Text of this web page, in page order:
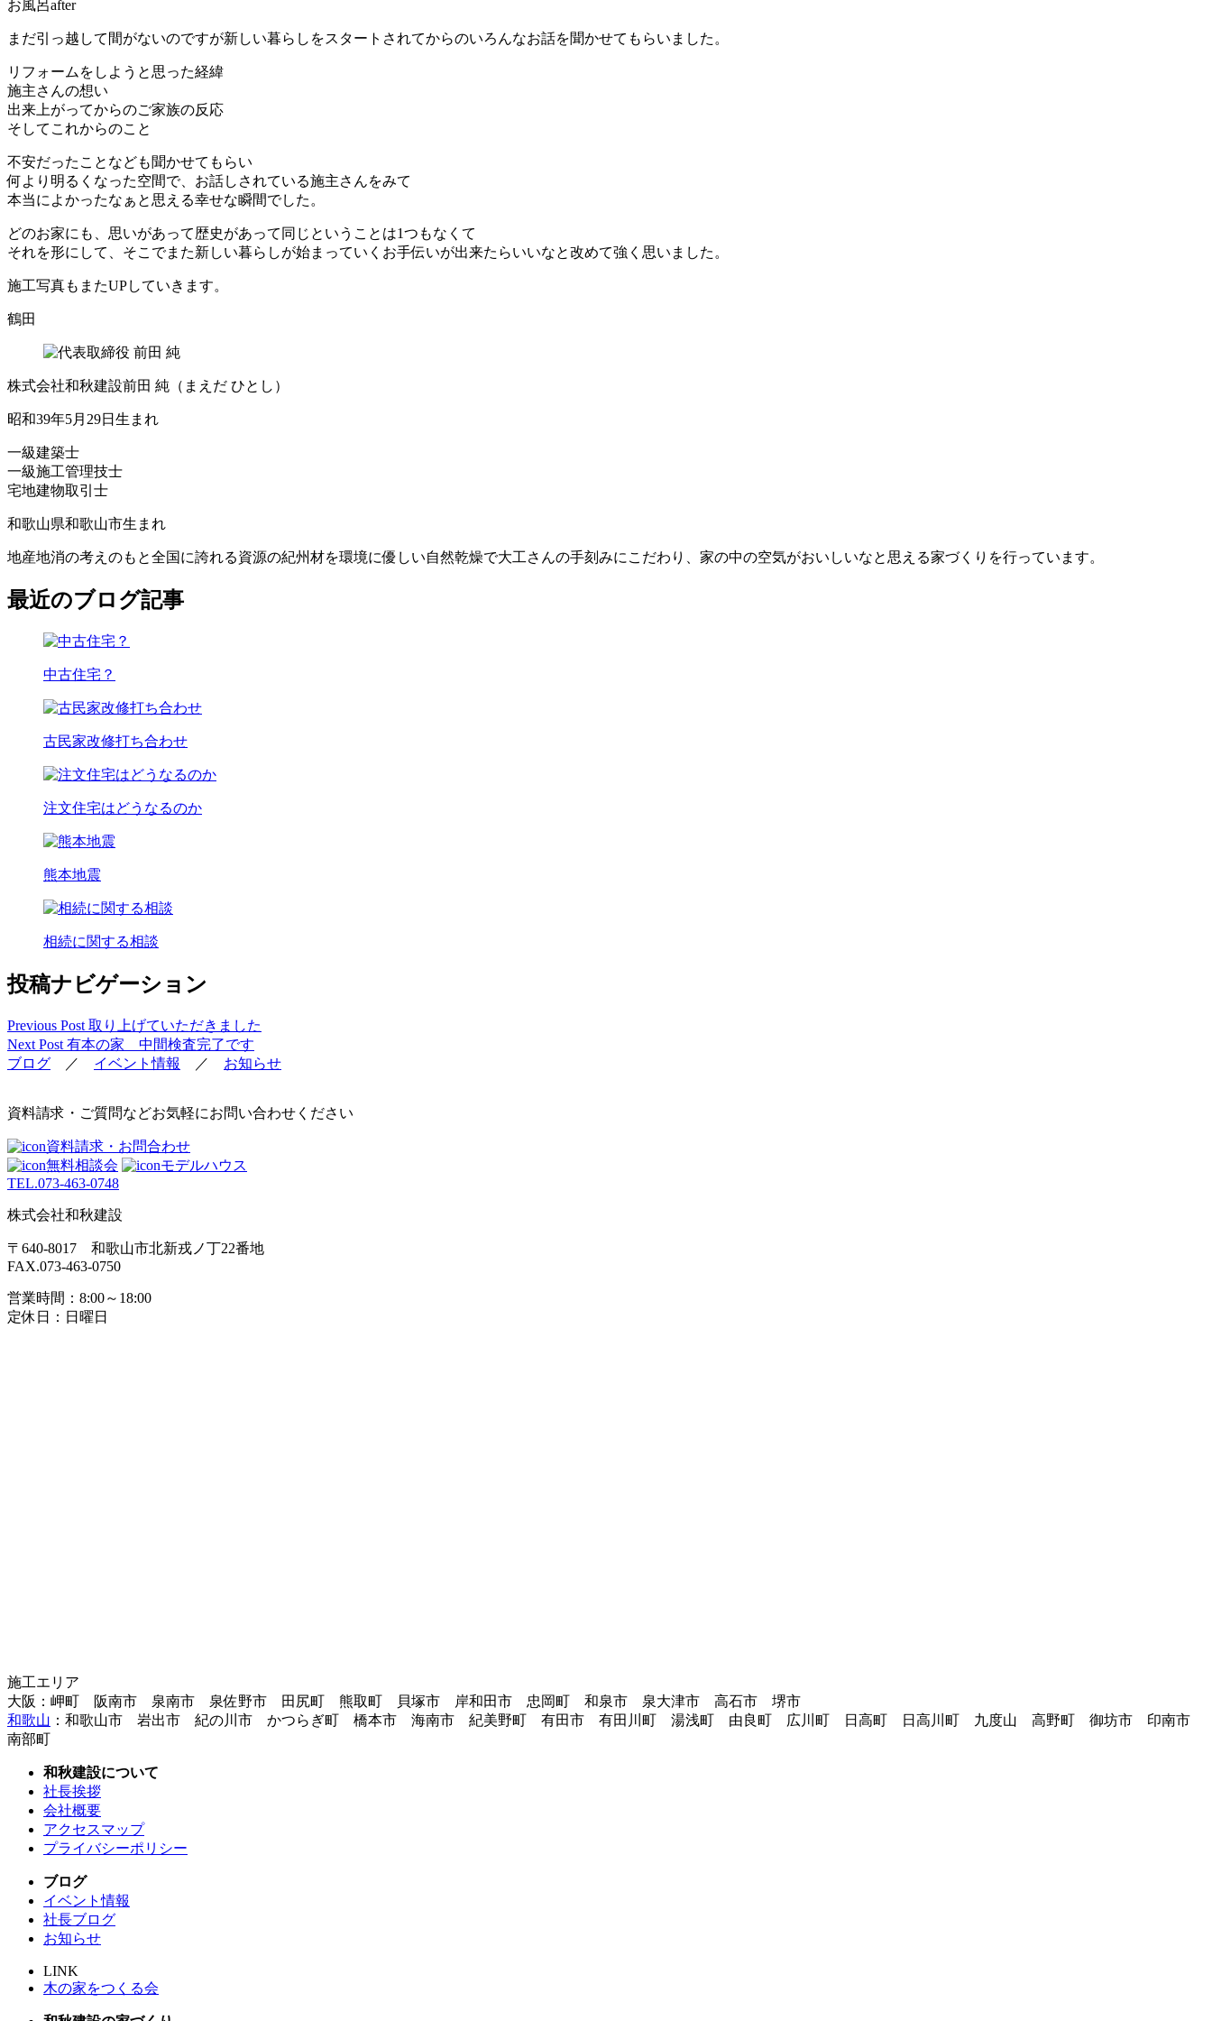
お風呂after
まだ引っ越して間がないのですが新しい暮らしをスタートされてからのいろんなお話を聞かせてもらいました。
リフォームをしようと思った経緯
施主さんの想い
出来上がってからのご家族の反応
そしてこれからのこと
不安だったことなども聞かせてもらい
何より明るくなった空間で、お話しされている施主さんをみて
本当によかったなぁと思える幸せな瞬間でした。
どのお家にも、思いがあって歴史があって同じということは1つもなくて
それを形にして、そこでまた新しい暮らしが始まっていくお手伝いが出来たらいいなと改めて強く思いました。
施工写真もまたUPしていきます。
鶴田
株式会社和秋建設前田 純 （まえだ ひとし）
昭和39年5月29日生まれ
一級建築士
一級施工管理技士
宅地建物取引士
和歌山県和歌山市生まれ
地産地消の考えのもと全国に誇れる資源の紀州材を環境に優しい自然乾燥で大工さんの手刻みにこだわり、家の中の空気がおいしいなと思える家づくりを行っています。
最近のブログ記事
中古住宅？
古民家改修打ち合わせ
注文住宅はどうなるのか
熊本地震
相続に関する相談
投稿ナビゲーション
Previous Post 取り上げていただきました
Next Post 有本の家 中間検査完了です
ブログ ／ イベント情報 ／ お知らせ
資料請求・ご質問などお気軽にお問い合わせください
資料請求・お問合わせ
無料相談会
モデルハウス
TEL.073-463-0748
株式会社和秋建設
〒640-8017 和歌山市北新戎ノ丁22番地
FAX.073-463-0750
営業時間：8:00～18:00
定休日：日曜日
施工エリア
大阪：岬町 阪南市 泉南市 泉佐野市 田尻町 熊取町 貝塚市 岸和田市 忠岡町 和泉市 泉大津市 高石市 堺市
和歌山 ：和歌山市 岩出市 紀の川市 かつらぎ町 橋本市 海南市 紀美野町 有田市 有田川町 湯浅町 由良町 広川町 日高町 日高川町 九度山 高野町 御坊市 印南市
南部町
和秋建設について
社長挨拶
会社概要
アクセスマップ
プライバシーポリシー
ブログ
イベント情報
社長ブログ
お知らせ
LINK
木の家をつくる会